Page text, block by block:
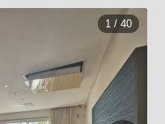
1 / 40